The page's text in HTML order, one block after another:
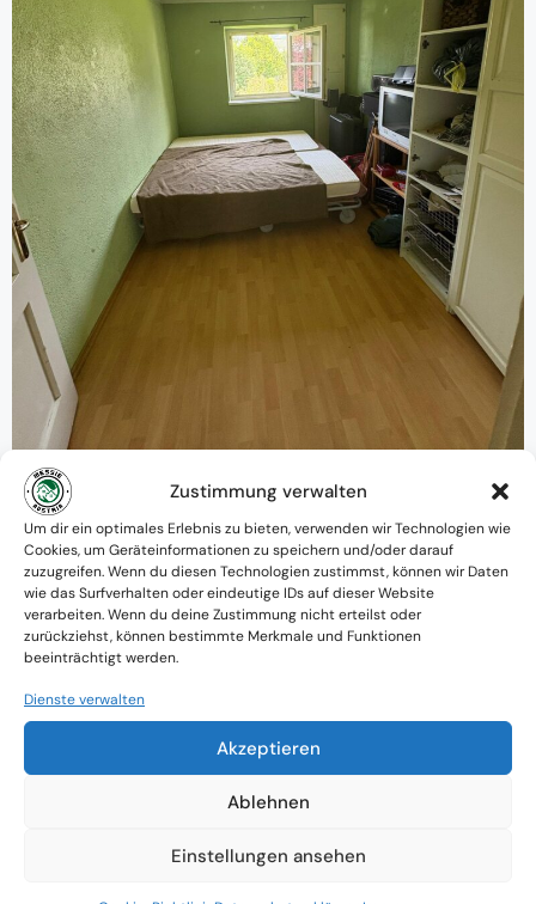
Zustimmung verwalten
Um dir ein optimales Erlebnis zu bieten, verwenden wir Technologien wie
Cookies, um Geräteinformationen zu speichern und/oder darauf
zuzugreifen. Wenn du diesen Technologien zustimmst, können wir Daten
wie das Surfverhalten oder eindeutige IDs auf dieser Website
verarbeiten. Wenn du deine Zustimmung nicht erteilst oder
zurückziehst, können bestimmte Merkmale und Funktionen
beeinträchtigt werden.
Dienste verwalten
Akzeptieren
Ablehnen
Einstellungen ansehen
Warum MessieAustria ?
Ein Team mit psychologischem
Verständnis und praktischem Know-how
Verfügbarkeit: Österreichweit
Absolute Diskretion & keine
Zusammenarbeit mit Ämtern ohne